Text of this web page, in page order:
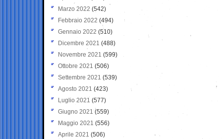
Marzo 2022 (542)
Febbraio 2022 (494)
Gennaio 2022 (510)
Dicembre 2021 (488)
Novembre 2021 (599)
Ottobre 2021 (506)
Settembre 2021 (539)
Agosto 2021 (423)
Luglio 2021 (577)
Giugno 2021(559)
Maggio 2021 (556)
Aprile 2021 (506)